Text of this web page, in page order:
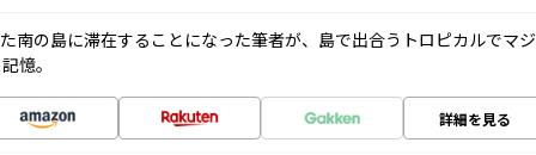
南の島に滞在することになった筆者が、島で出合うトロピカルでマジ
憶。
詳細を見る